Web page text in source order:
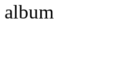
album